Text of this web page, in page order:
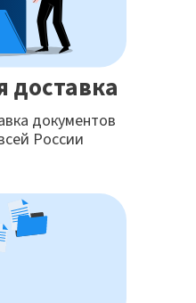
доставка
документов
России